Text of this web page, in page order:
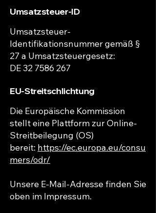
Umsatzsteuer-ID
Umsatzsteuer-
Identifikationsnummer gemäß §
27 a Umsatzsteuergesetz:
DE32 7586 267
EU-Streitschlichtung
Die Europäische Kommission
stellt eine Plattform zur Online-
Streitbeilegung (OS)
bereit: https://ec.europa.eu/consu
mers/odr/
Unsere E-Mail-Adresse finden Sie
oben im Impressum.